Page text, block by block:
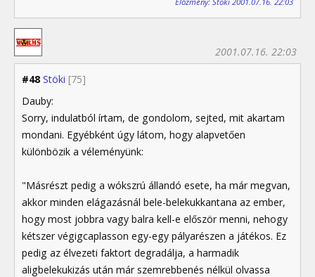
#48 Stöki [75]
2001.07.16. 22:03
Dauby:
Sorry, indulatból írtam, de gondolom, sejted, mit akartam
mondani. Egyébként úgy látom, hogy alapvetően
különbözik a véleményünk:
"Másrészt pedig a wókszrú állandó esete, ha már megvan,
akkor minden elágazásnál bele-belekukkantana az ember,
hogy most jobbra vagy balra kell-e először menni, nehogy
kétszer végigcaplasson egy-egy pályarészen a játékos. Ez
pedig az élvezeti faktort degradálja, a harmadik
aligbelekukizás után már szemrebbenés nélkül olvassa